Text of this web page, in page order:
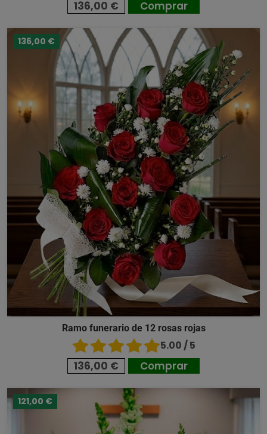
136,00 € Comprar
136,00 €
Ramo funerario de 12 rosas rojas
5.00 / 5
136,00 € Comprar
121,00 €